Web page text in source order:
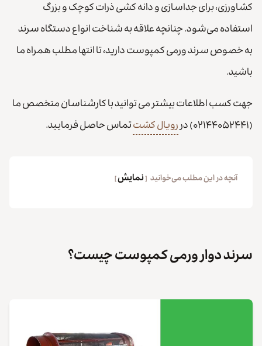
کشاورزی، برای جداسازی و دانه کشی ذرات کوچک و بزرگ
استفاده می‌شود. چنانچه علاقه به شناخت انواع دستگاه سرند
به خصوص سرند ورمی کمپوست دارید، تا انتها مطلب همراه ما
باشید.
جهت کسب اطلاعات بیشتر می توانید با کارشناسان متخصص ما
(۰۲۱۴۴۰۵۲۴۴۱) در
رویال کشتتماس حاصل فرمایید.
آنچه در این مطلب می‌خوانید نمایش
سرند دوار ورمی کمپوست چیست؟